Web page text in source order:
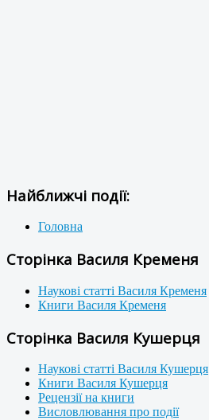
Найближчі події:
Головна
Сторінка Василя Кременя
Наукові статті Василя Кременя
Книги Василя Кременя
Сторінка Василя Кушерця
Наукові статті Василя Кушерця
Книги Василя Кушерця
Рецензії на книги
Висловлювання про події